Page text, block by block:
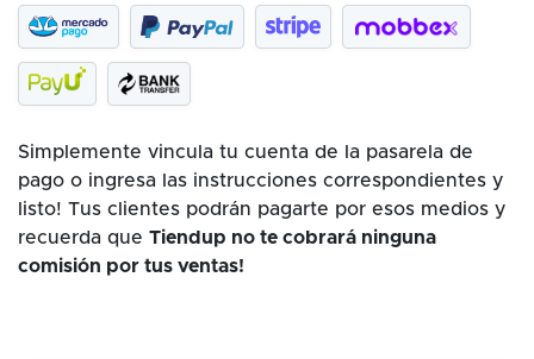
Simplemente vincula tu cuenta de la pasarela de
pago o ingresa las instrucciones correspondientes y
listo! Tus clientes podrán pagarte por esos medios y
recuerda que Tiendup no te cobrará ninguna
comisión por tus ventas!